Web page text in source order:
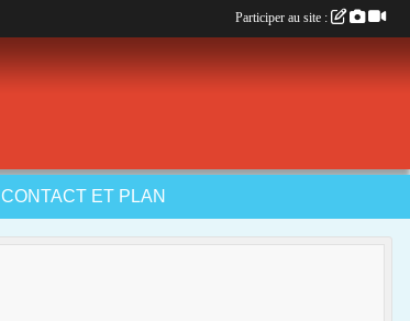
CONTACT ET PLAN
Participer au site :